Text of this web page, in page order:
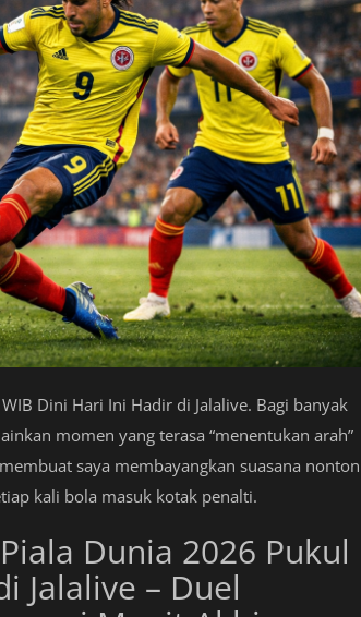
Dini Hari Ini Hadir di Jalalive. Bagi banyak
momen yang terasa “menentukan arah”
saya membayangkan suasana nonton
kali bola masuk kotak penalti.
Dunia 2026 Pukul
Jalalive – Duel